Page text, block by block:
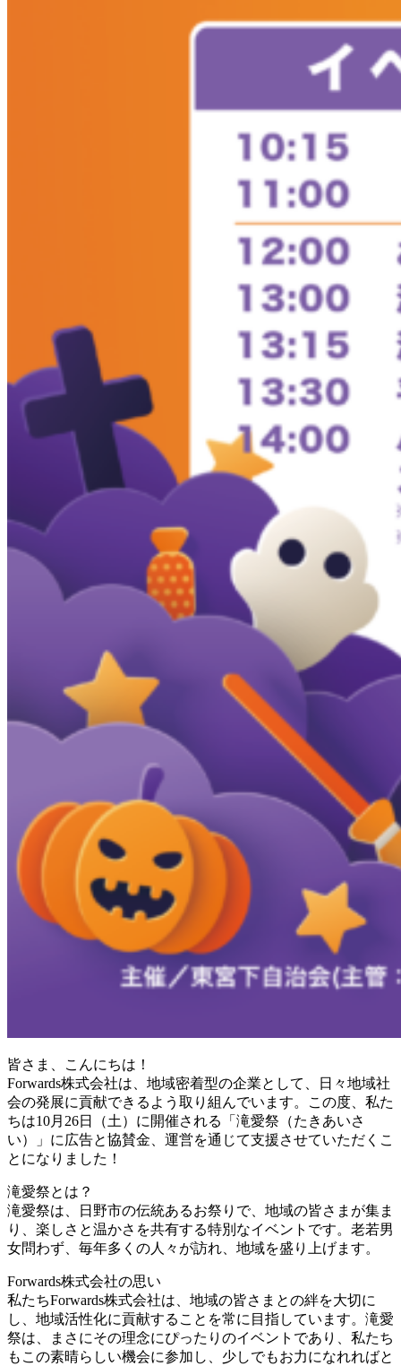
皆さま、こんにちは！
Forwards株式会社は、地域密着型の企業として、日々地域社
会の発展に貢献できるよう取り組んでいます。この度、私た
ちは10月26日（土）に開催される「滝愛祭（たきあいさ
い）」に広告と協賛金、運営を通じて支援させていただくこ
とになりました！
滝愛祭とは？
滝愛祭は、日野市の伝統あるお祭りで、地域の皆さまが集ま
り、楽しさと温かさを共有する特別なイベントです。老若男
女問わず、毎年多くの人々が訪れ、地域を盛り上げます。
Forwards株式会社の思い
私たちForwards株式会社は、地域の皆さまとの絆を大切に
し、地域活性化に貢献することを常に目指しています。滝愛
祭は、まさにその理念にぴったりのイベントであり、私たち
もこの素晴らしい機会に参加し、少しでもお力になれればと